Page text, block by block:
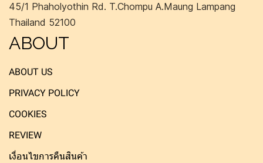
45/1 Phaholyothin Rd. T.Chompu A.Maung Lampang
Thailand 52100
ABOUT
ABOUT US
PRIVACY POLICY
COOKIES
REVIEW
เงื่อนไขการคืนสินค้า